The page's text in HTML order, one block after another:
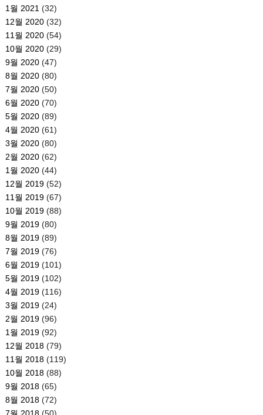
1월 2021 (32)
12월 2020(32)
11월 2020(54)
10월 2020(29)
9월 2020(47)
8월 2020(80)
7월 2020(50)
6월 2020(70)
5월 2020(89)
4월 2020(61)
3월 2020(80)
2월 2020(62)
1월 2020(44)
12월 2019(52)
11월 2019(67)
10월 2019(88)
9월 2019(80)
8월 2019(89)
7월 2019(76)
6월 2019(101)
5월 2019(102)
4월 2019(116)
3월 2019(24)
2월 2019(96)
1월 2019(92)
12월 2018(79)
11월 2018(119)
10월 2018(88)
9월 2018(65)
8월 2018(72)
7월 2018(50)